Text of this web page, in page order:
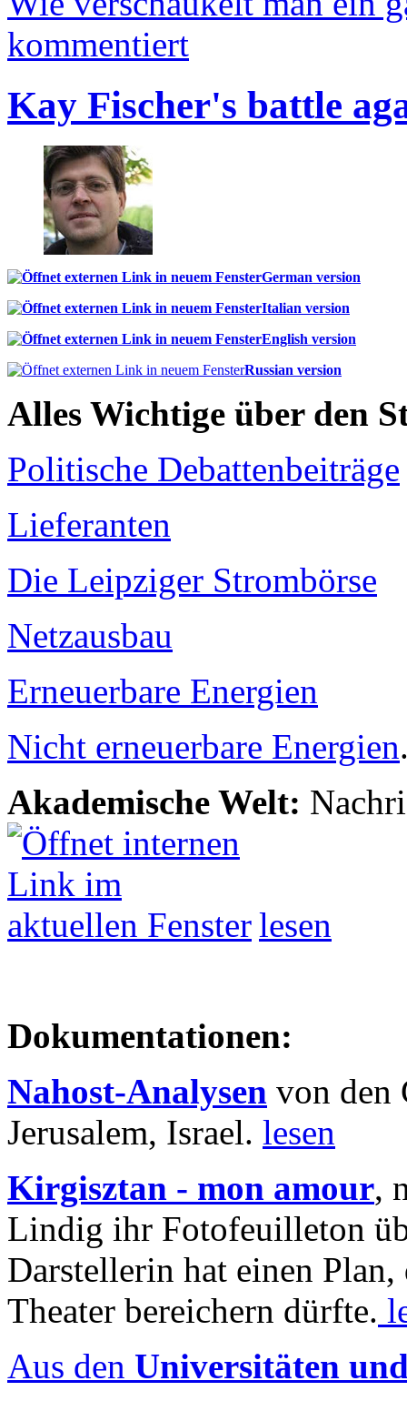
kommentiert
Kay Fischer's battle
German version
Italian version
English version
Russian version
Alles Wichtige über den
Politische Debattenbeiträge
Lieferanten
Die Leipziger Strombörse
Netzausbau
Erneuerbare Energien
Nicht erneuerbare Energien
Akademische Welt:
lesen
Dokumentationen:
Nahost-Analysen von den
Jerusalem, Israel. lesen
Kirgisztan - mon amour,
Lindig ihr Fotofeuilleton
Darstellerin hat einen Plan,
Theater bereichern dürfte.
Aus den Universitäten